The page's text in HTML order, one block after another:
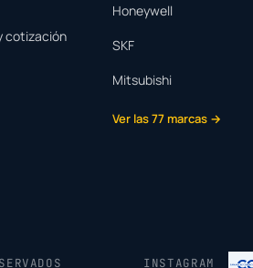
cotización
Honeywell
SKF
Mitsubishi
Ver las 77 marcas →
INSTAGRAM